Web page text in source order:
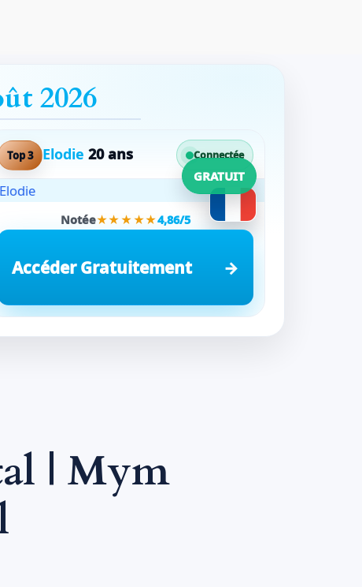
2026
Top 3 Elodie 20 ans Connectée
GRATUIT
Notée★★★★★4,86/5
Accéder Gratuitement
| Mym